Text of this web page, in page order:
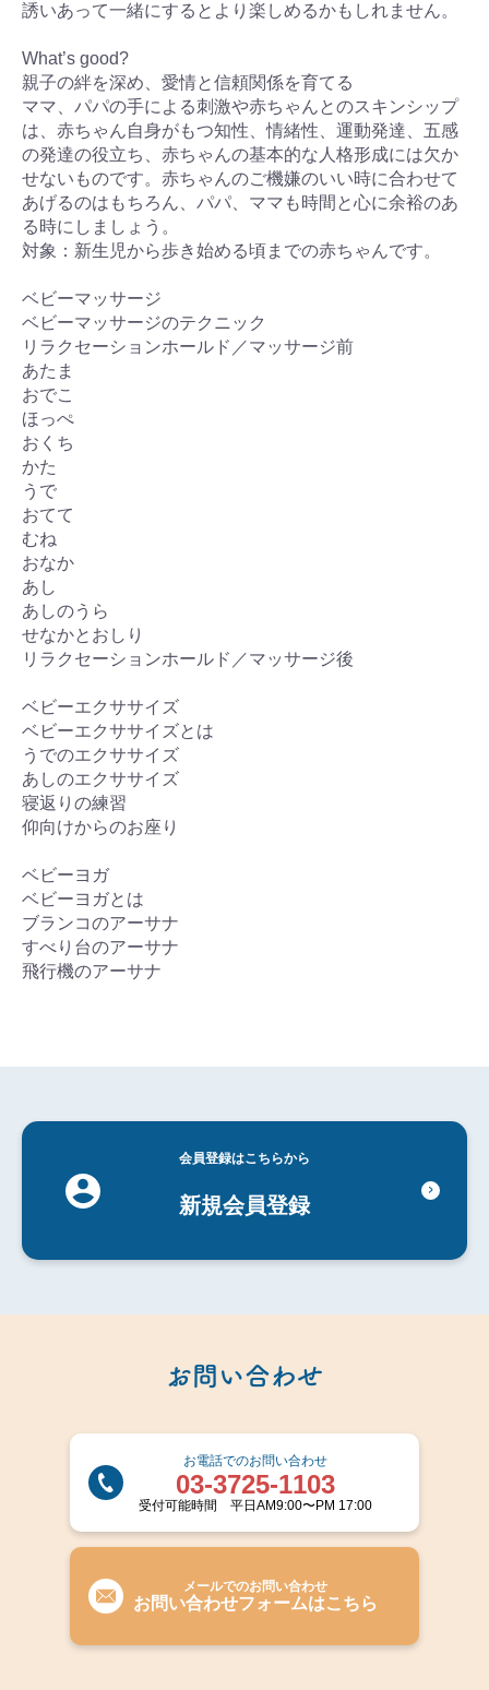
誘いあって一緒にするとより楽しめるかもしれません。
What’s good?
親子の絆を深め、愛情と信頼関係を育てる
ママ、パパの手による刺激や赤ちゃんとのスキンシップ
は、赤ちゃん自身がもつ知性、情緒性、運動発達、五感
の発達の役立ち、赤ちゃんの基本的な人格形成には欠か
せないものです。赤ちゃんのご機嫌のいい時に合わせて
あげるのはもちろん、パパ、ママも時間と心に余裕のあ
る時にしましょう。
対象：新生児から歩き始める頃までの赤ちゃんです。
ベビーマッサージ
ベビーマッサージのテクニック
リラクセーションホールド／マッサージ前
あたま
おでこ
ほっぺ
おくち
かた
うで
おてて
むね
おなか
あし
あしのうら
せなかとおしり
リラクセーションホールド／マッサージ後
ベビーエクササイズ
ベビーエクササイズとは
うでのエクササイズ
あしのエクササイズ
寝返りの練習
仰向けからのお座り
ベビーヨガ
ベビーヨガとは
ブランコのアーサナ
すべり台のアーサナ
飛行機のアーサナ
会員登録はこちらから
新規会員登録
お問い合わせ
お電話でのお問い合わせ
03-3725-1103
受付可能時間 平日AM9:00〜PM 17:00
メールでのお問い合わせ
お問い合わせフォームはこちら